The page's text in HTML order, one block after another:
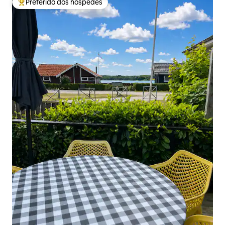
Entre os melhores preferidos dos hóspedes
Preferido dos hóspedes